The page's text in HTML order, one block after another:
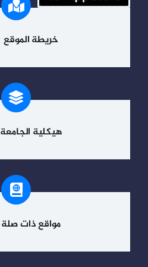
خريطة الموقع
هيكلية الجامعة
مواقع ذات صلة